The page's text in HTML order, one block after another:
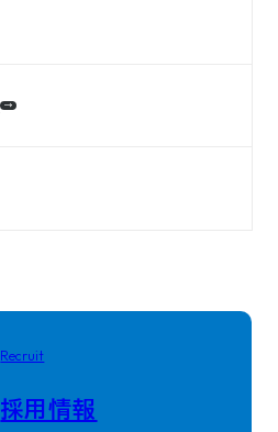
Recruit
採用情報